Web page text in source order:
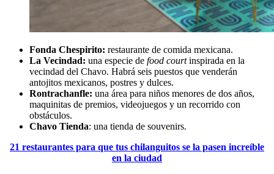
Fonda Chespirito: restaurante de comida mexicana.
La Vecindad: una especie de food courtinspirada en la
vecindad del Chavo. Habrá seis puestos que venderán
antojitos mexicanos, postres y dulces.
Rontrachanfle: una área para niños menores de dos años,
maquinitas de premios, videojuegos y un recorrido con
obstáculos.
Chavo Tienda: una tienda de souvenirs.
21 restaurantes para que tus chilanguitos se la pasen increíble
en la ciudad